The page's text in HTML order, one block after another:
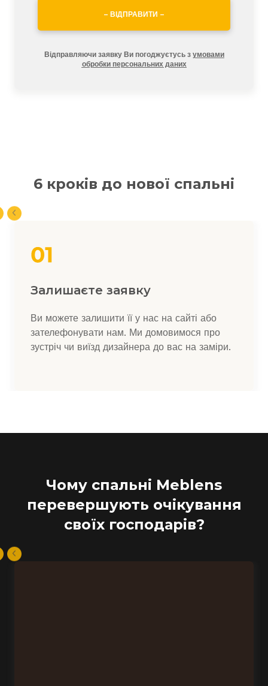
– ВІДПРАВИТИ –
Відправляючи заявку Ви погоджуєтусь з умовами
обробки персональних даних
6 кроків до нової спальні
Залишаєте заявку
Ви можете залишити її у нас на сайті або
зателефонувати нам. Ми домовимося про
зустріч чи виїзд дизайнера до вас на заміри.
Чому спальні Meblens
перевершують очікування
своїх господарів?